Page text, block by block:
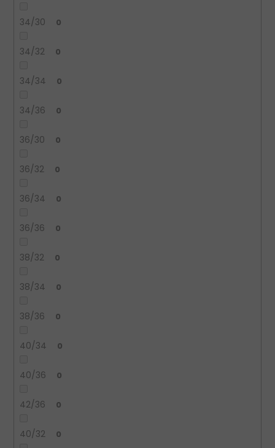
34/30 0
34/32 0
34/34 0
34/36 0
36/30 0
36/32 0
36/34 0
36/36 0
38/32 0
38/34 0
38/36 0
40/34 0
40/36 0
42/36 0
40/32 0